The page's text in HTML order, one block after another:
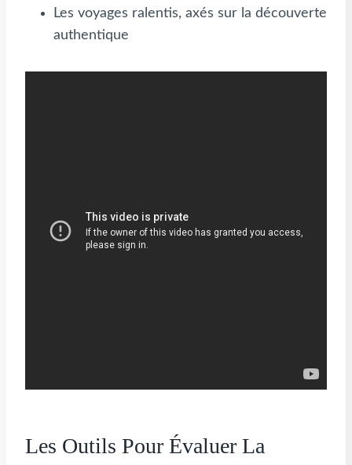
Les voyages ralentis, axés sur la découverte
authentique
Les Outils Pour Évaluer La